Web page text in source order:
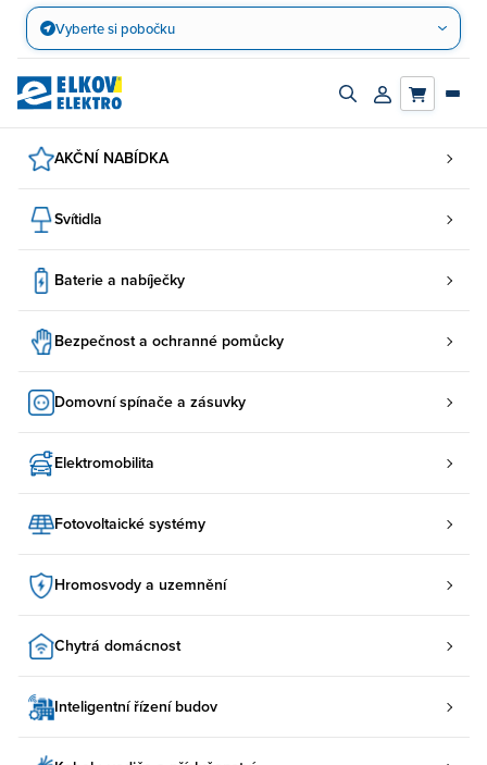
Přejít
obsah
Vyberte si pobočku
Zapnout/vypnout
Přihlásit/
AKČNÍ NABÍDKA
Svítidla
Baterie a nabíječky
Bezpečnost a ochranné pomůcky
Domovní spínače a zásuvky
Elektromobilita
Fotovoltaické systémy
Hromosvody a uzemnění
Chytrá domácnost
Inteligentní řízení budov